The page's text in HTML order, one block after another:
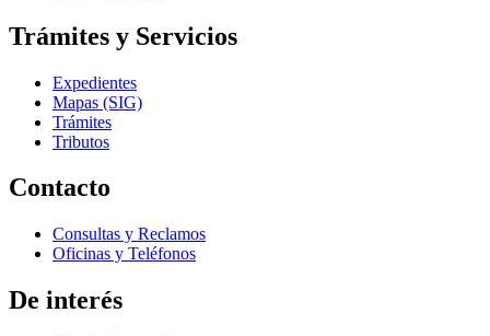
Trámites y Servicios
Expedientes
Mapas (SIG)
Trámites
Tributos
Contacto
Consultas y Reclamos
Oficinas y Teléfonos
De interés